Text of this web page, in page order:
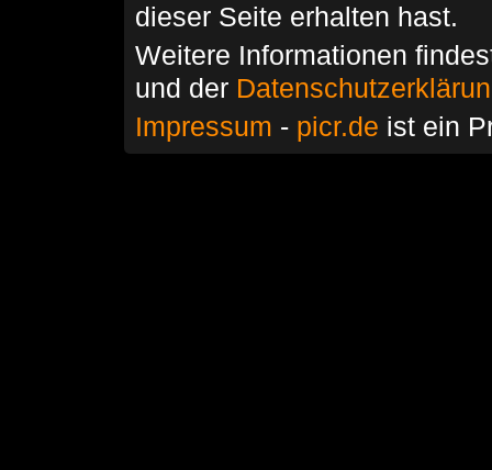
dieser Seite erhalten hast.
Weitere Informationen
und der
Impressum - picr.de ist ein